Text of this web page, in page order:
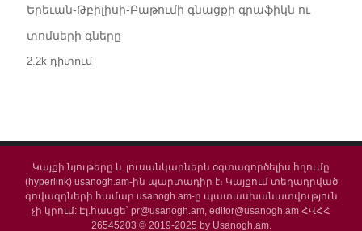
Երեւան-Թբիլիսի-Բաթումի գնացքի գրաֆիկն ու
տոմսերի գները
2.2k դիտում
Կայքի նյութերը և լուսանկարներն օգտագործելիս հղումը
(hyperlink) usanogh.am-ին պարտադիր է։ Կայքում տեղադրված
գովազդների համար usanogh.am-ը պատասխանատվություն
չի կրում: Էլ.հասցե՝ pr@usanogh.am, editor@usanogh.am ՀՎՀՀ
26545203 © 2019-2025 by Usanogh.am.